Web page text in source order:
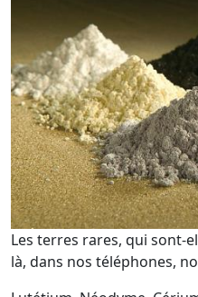
Les terres rares, qui sont-
là, dans nos téléphones,